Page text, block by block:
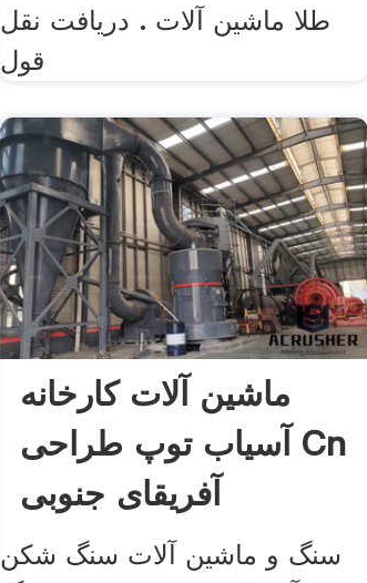
طلا ماشین آلات . دریافت نقل
قول
ماشین آلات کارخانه
آسیاب توپ طراحی Cn
آفریقای جنوبی
سنگ و ماشین آلات سنگ شکن